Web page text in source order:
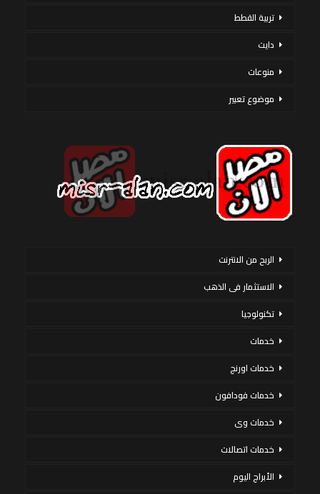
تربية القطط
دايت
منوعات
موضوع تعبير
الربح من الانترنت
الاستثمار فى الذهب
تكنولوجيا
خدمات
خدمات اورنج
خدمات فودافون
خدمات وى
خدمات اتصالات
الأبراج اليوم